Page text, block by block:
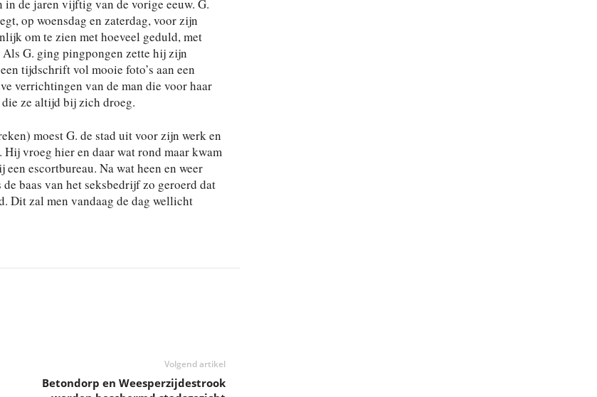
in de jaren vijftig van de vorige eeuw. G.
op woensdag en zaterdag, voor zijn
om te zien met hoeveel geduld, met
G. ging pingpongen zette hij zijn
tijdschrift vol mooie foto’s aan een
verrichtingen van de man die voor haar
ze altijd bij zich droeg.
moest G. de stad uit voor zijn werk en
vroeg hier en daar wat rond maar kwam
escortbureau. Na wat heen en weer
baas van het seksbedrijf zo geroerd dat
Dit zal men vandaag de dag wellicht
Volgend artikel
Betondorp en Weesperzijdestrook